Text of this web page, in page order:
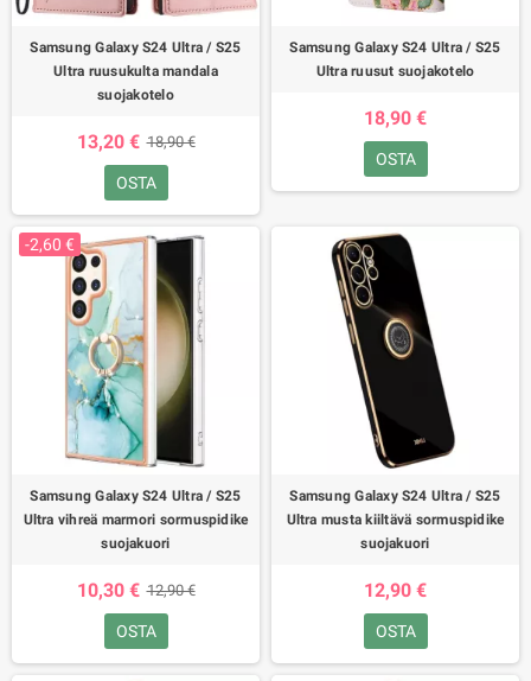
Samsung Galaxy S24 Ultra / S25
Ultra ruusukulta mandala
suojakotelo
13,20 € 18,90 €
OSTA
Samsung Galaxy S24 Ultra / S25
Ultra ruusut suojakotelo
18,90 €
OSTA
-2,60 €
Samsung Galaxy S24 Ultra / S25
Ultra vihreä marmori sormuspidike
suojakuori
10,30 € 12,90 €
OSTA
Samsung Galaxy S24 Ultra / S25
Ultra musta kiiltävä sormuspidike
suojakuori
12,90 €
OSTA